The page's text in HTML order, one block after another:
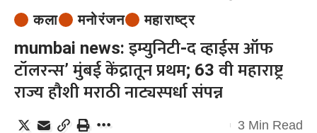
कला मनोरंजन महाराष्ट्र
mumbai news: इम्युनिटी-द व्हाईस ऑफ
टॉलरन्स’ मुंबई केंद्रातून प्रथम; 63 वी महाराष्ट्र
राज्य हौशी मराठी नाट्यस्पर्धा संपन्न
3 Min Read